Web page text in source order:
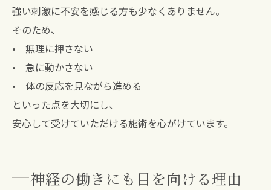
強い刺激に不安を感じる方も少なくありません。
そのため、
• 無理に押さない
• 急に動かさない
• 体の反応を見ながら進める
といった点を大切にし、
安心して受けていただける施術を心がけています。
神経の働きにも目を向ける理由